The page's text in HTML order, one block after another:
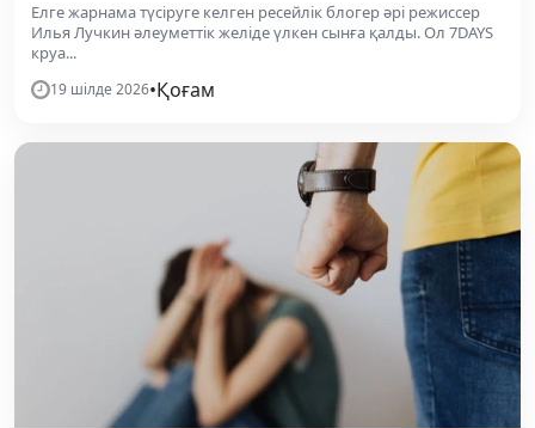
Елге жарнама түсіруге келген ресейлік блогер әрі режиссер
Илья Лучкин әлеуметтік желіде үлкен сынға қалды. Ол 7DAYS
круа...
19 шілде 2026•Қоғам